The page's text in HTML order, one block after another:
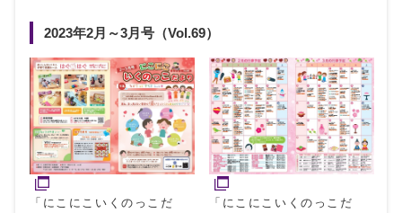
2023年2月～3月号（Vol.69）
「にこにこいくのっこだ
「にこにこいくのっこだ